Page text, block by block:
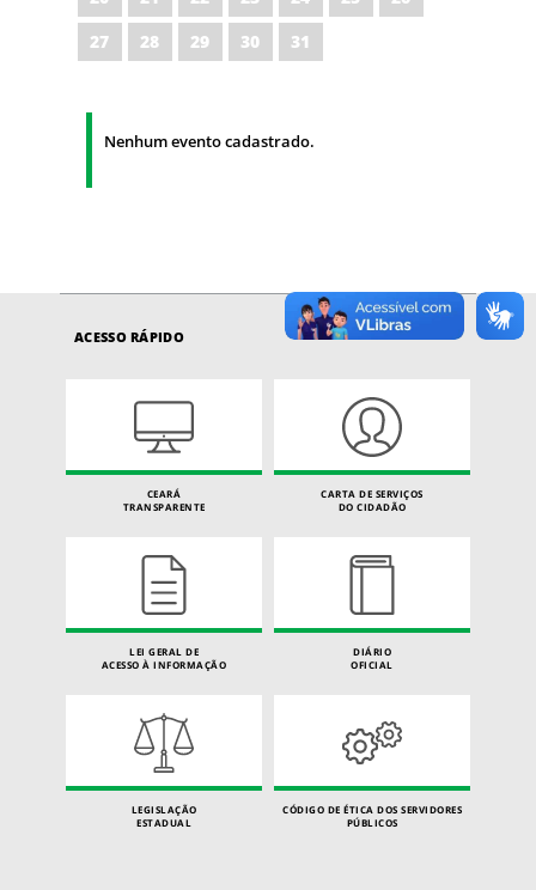
27
28 29 30 31
Nenhum evento cadastrado.
ACESSO RÁPIDO
CEARÁ
TRANSPARENTE
CARTA DE SERVIÇOS
DO CIDADÃO
LEI GERAL DE
ACESSO À INFORMAÇÃO
DIÁRIO
OFICIAL
LEGISLAÇÃO
ESTADUAL
CÓDIGO DE ÉTICA DOS SERVIDORES
PÚBLICOS